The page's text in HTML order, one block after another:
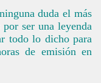
duda el más
ser una leyenda
todo lo dicho para
de emisión en